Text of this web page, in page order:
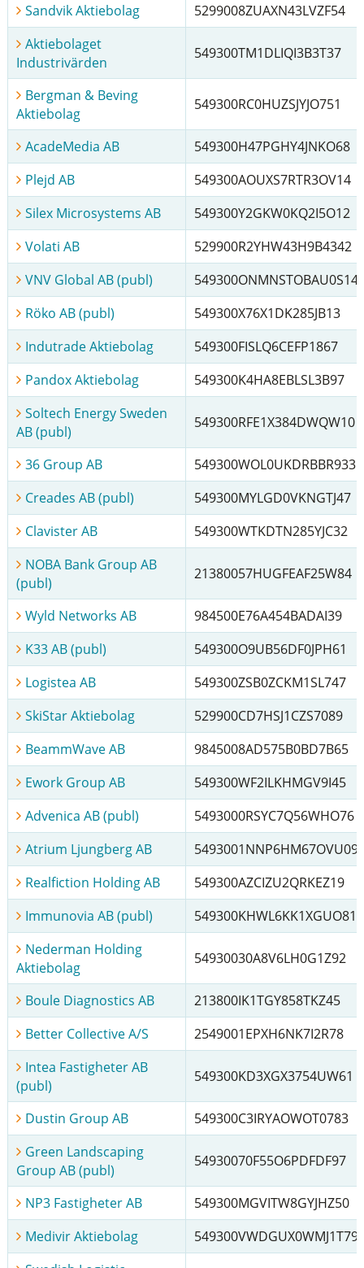
Sandvik Aktiebolag
5299008ZUAXN43LVZF54
Aktiebolaget
Industrivärden
549300TM1DLIQI3B3T37
Bergman & Beving
Aktiebolag
549300RC0HUZSJYJO751
AcadeMedia AB
549300H47PGHY4JNKO68
Plejd AB
549300AOUXS7RTR3OV14
Silex Microsystems AB
549300Y2GKW0KQ2I5O12
Volati AB
529900R2YHW43H9B4342
VNV Global AB (publ)
549300ONMNSTOBAU0S14
Röko AB (publ)
549300X76X1DK285JB13
Indutrade Aktiebolag
549300FISLQ6CEFP1867
Pandox Aktiebolag
549300K4HA8EBLSL3B97
Soltech Energy Sweden
AB (publ)
549300RFE1X384DWQW10
36 Group AB
549300WOL0UKDRBBR933
Creades AB (publ)
549300MYLGD0VKNGTJ47
Clavister AB
549300WTKDTN285YJC32
NOBA Bank Group AB
(publ)
21380057HUGFEAF25W84
Wyld Networks AB
984500E76A454BADAI39
K33 AB (publ)
549300O9UB56DF0JPH61
Logistea AB
549300ZSB0ZCKM1SL747
SkiStar Aktiebolag
529900CD7HSJ1CZS7089
BeammWave AB
9845008AD575B0BD7B65
Ework Group AB
549300WF2ILKHMGV9I45
Advenica AB (publ)
5493000RSYC7Q56WHO76
Atrium Ljungberg AB
5493001NNP6HM67OVU09
Realfiction Holding AB
549300AZCIZU2QRKEZ19
Immunovia AB (publ)
549300KHWL6KK1XGUO81
Nederman Holding
Aktiebolag
54930030A8V6LH0G1Z92
Boule Diagnostics AB
213800IK1TGY858TKZ45
Better Collective A/S
2549001EPXH6NK7I2R78
Intea Fastigheter AB
(publ)
549300KD3XGX3754UW61
Dustin Group AB
549300C3IRYAOWOT0783
Green Landscaping
Group AB (publ)
54930070F55O6PDFDF97
NP3 Fastigheter AB
549300MGVITW8GYJHZ50
Medivir Aktiebolag
549300VWDGUX0WMJ1T79